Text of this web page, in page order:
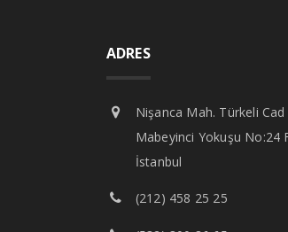
ADRES
Nişanca Mah. Türkeli Cad
Mabeyinci Yokuşu No:24
İstanbul
(212) 458 25 25